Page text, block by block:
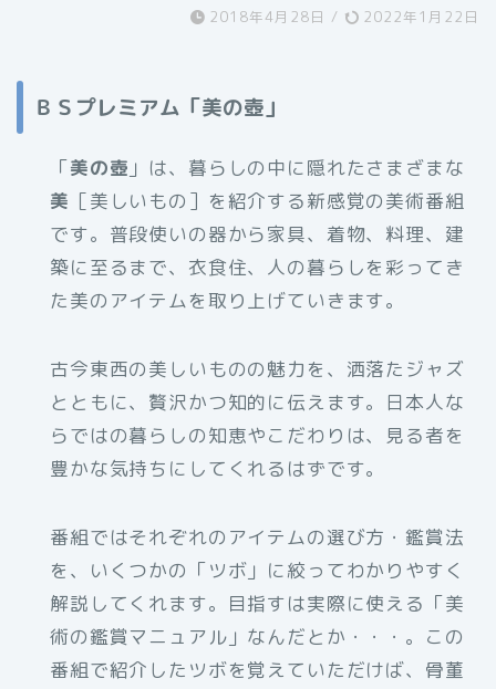
2018年4月28日 / 2022年1月22日
ＢＳプレミアム「美の壺」
「美の壺 」は、暮らしの中に隠れたさまざまな
美 ［美しいもの］を紹介する新感覚の美術番組
です。普段使いの器から家具、着物、料理、建
築に至るまで、衣食住、人の暮らしを彩ってき
た美のアイテムを取り上げていきます。
古今東西の美しいものの魅力を、洒落たジャズ
とともに、贅沢かつ知的に伝えます。日本人な
らではの暮らしの知恵やこだわりは、見る者を
豊かな気持ちにしてくれるはずです。
番組ではそれぞれのアイテムの選び方・鑑賞法
を、いくつかの「ツボ」に絞ってわかりやすく
解説してくれます。目指すは実際に使える「美
術の鑑賞マニュアル」なんだとか・・・。この
番組で紹介したツボを覚えていただけば、骨董